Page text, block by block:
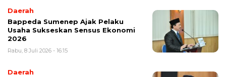
Daerah
Bappeda Sumenep Ajak Pelaku
Usaha Sukseskan Sensus Ekonomi
2026
Rabu, 8 Juli 2026 - 16:15
Daerah